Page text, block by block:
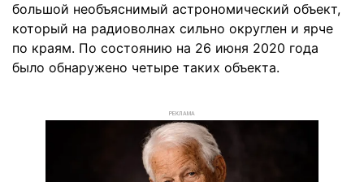
большой необъяснимый астрономический объект,
который на радиоволнах сильно округлен и ярче
по краям. По состоянию на 26 июня 2020 года
было обнаружено четыре таких объекта.
РЕКЛАМА